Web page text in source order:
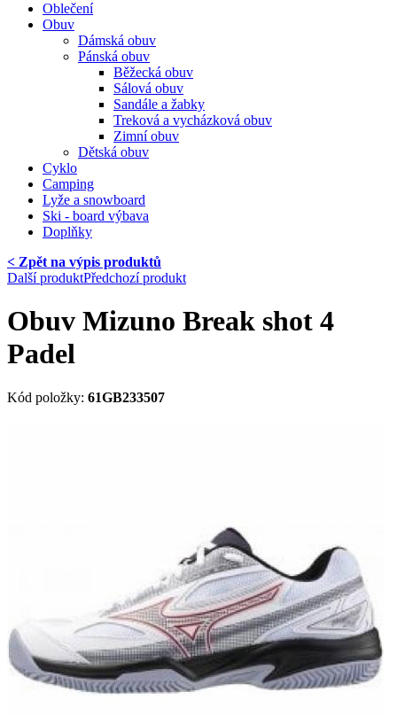
Oblečení
Obuv
Dámská obuv
Pánská obuv
Běžecká obuv
Sálová obuv
Sandále a žabky
Treková a vycházková obuv
Zimní obuv
Dětská obuv
Cyklo
Camping
Lyže a snowboard
Ski - board výbava
Doplňky
< Zpět na výpis produktů
Další produktPředchozí produkt
Obuv Mizuno Break shot 4
Padel
Kód položky: 61GB233507